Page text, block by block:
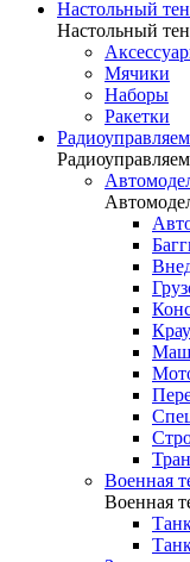
Настольный
Настольный
Мячики
Наборы
Ракетки
Военная
Военная